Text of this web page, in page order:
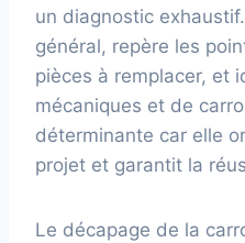
un diagnostic
général, repère les
pièces à remplacer, et
mécaniques et de
déterminante car elle
projet et garantit la
Le décapage de la